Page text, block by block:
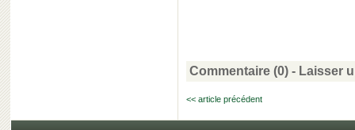
Commentaire (0) - Laisser
<< article précédent